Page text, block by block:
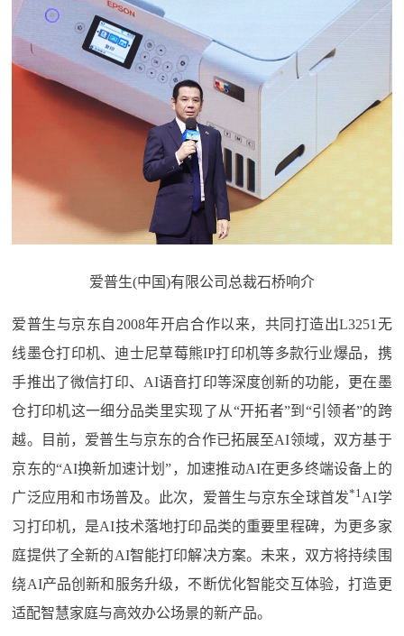
爱普生(中国)有限公司总裁石桥响介
爱普生与京东自2008年开启合作以来，共同打造出L3251无
线墨仓打印机、迪士尼草莓熊IP打印机等多款行业爆品，携
手推出了微信打印、AI语音打印等深度创新的功能，更在墨
仓打印机这一细分品类里实现了从“开拓者”到“引领者”的跨
越。目前，爱普生与京东的合作已拓展至AI领域，双方基于
京东的“AI换新加速计划”，加速推动AI在更多终端设备上的
广泛应用和市场普及。此次，爱普生与京东全球首发*1 AI学
习打印机，是AI技术落地打印品类的重要里程碑，为更多家
庭提供了全新的AI智能打印解决方案。未来，双方将持续围
绕AI产品创新和服务升级，不断优化智能交互体验，打造更
适配智慧家庭与高效办公场景的新产品。